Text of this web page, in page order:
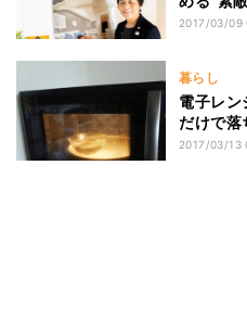
2017/03/09
暮らし
電子レン
だけで落
2017/03/13